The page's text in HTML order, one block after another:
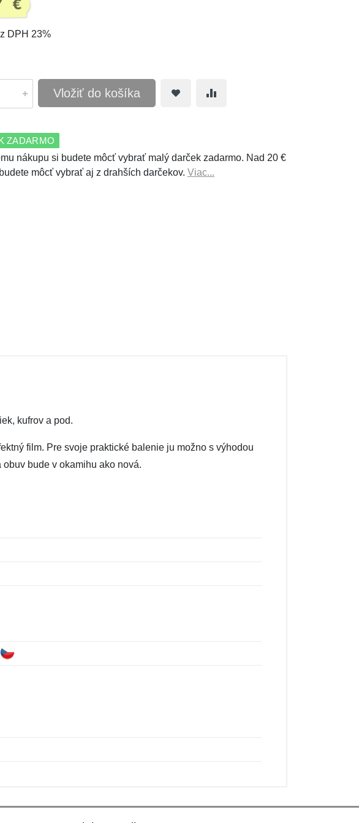
€
DPH 23%
Vložiť do košíka
ZADARMO
nákupu si budete môcť vybrať malý darček zadarmo. Nad 20 €
môcť vybrať aj z drahších darčekov. Viac...
kufrov a pod.
film. Pre svoje praktické balenie ju možno s výhodou
bude v okamihu ako nová.